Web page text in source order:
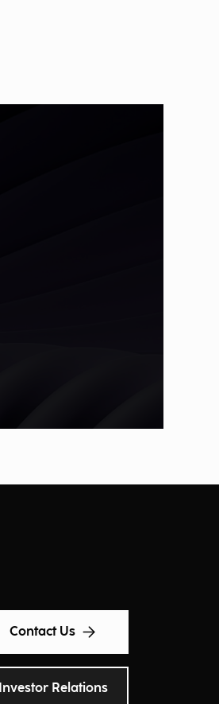
Contact Us
Investor Relations